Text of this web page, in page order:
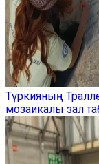
Түркияның
мозаикалы зал